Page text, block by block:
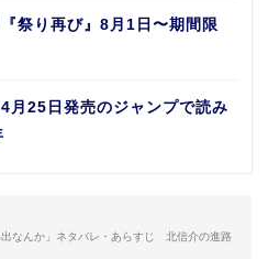
祭り再び』8月1日〜期間限
月25日発売のジャンプで読み
出なんか」ネタバレ・あらすじ 北信介の進路